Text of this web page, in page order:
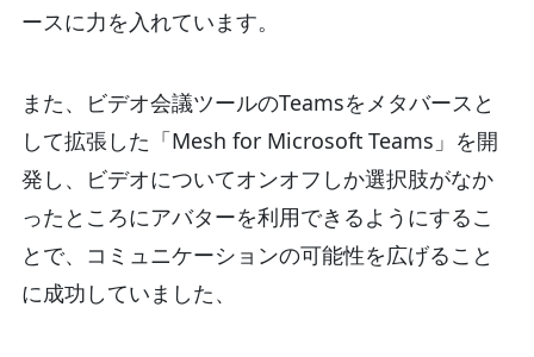
ースに力を入れています。
また、ビデオ会議ツールのTeamsをメタバースと
して拡張した「Mesh for Microsoft Teams」を開
発し、ビデオについてオンオフしか選択肢がなか
ったところにアバターを利用できるようにするこ
とで、コミュニケーションの可能性を広げること
に成功していました、